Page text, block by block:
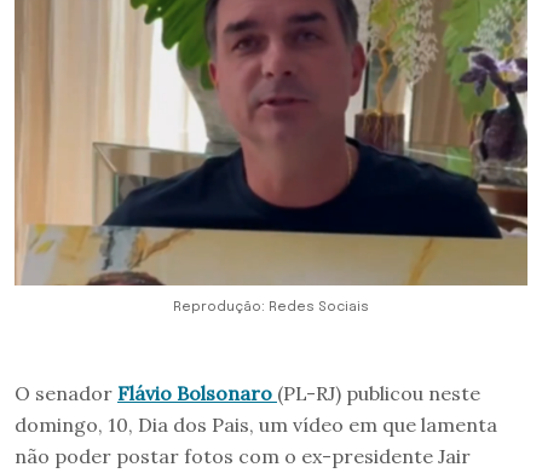
Reprodução: Redes Sociais
O senador Flávio Bolsonaro (PL-RJ) publicou neste
domingo, 10, Dia dos Pais, um vídeo em que lamenta
não poder postar fotos com o ex-presidente Jair